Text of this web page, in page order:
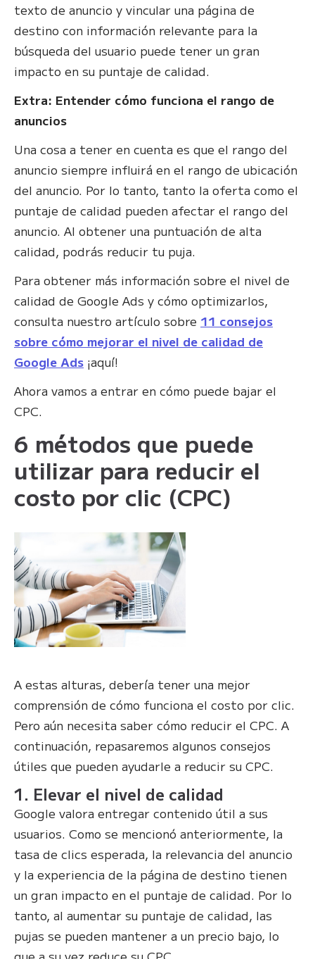
texto de anuncio y vincular una página de
destino con información relevante para la
búsqueda del usuario puede tener un gran
impacto en su puntaje de calidad.
Extra: Entender cómo funciona el rango de
anuncios
Una cosa a tener en cuenta es que el rango del
anuncio siempre influirá en el rango de ubicación
del anuncio. Por lo tanto, tanto la oferta como el
puntaje de calidad pueden afectar el rango del
anuncio. Al obtener una puntuación de alta
calidad, podrás reducir tu puja.
Para obtener más información sobre el nivel de
calidad de Google Ads y cómo optimizarlos,
consulta nuestro artículo sobre 11 consejos
sobre cómo mejorar el nivel de calidad de
Google Ads ¡aquí!
Ahora vamos a entrar en cómo puede bajar el
CPC.
6 métodos que puede
utilizar para reducir el
costo por clic (CPC)
A estas alturas, debería tener una mejor
comprensión de cómo funciona el costo por clic.
Pero aún necesita saber cómo reducir el CPC. A
continuación, repasaremos algunos consejos
útiles que pueden ayudarle a reducir su CPC.
1. Elevar el nivel de calidad
Google valora entregar contenido útil a sus
usuarios. Como se mencionó anteriormente, la
tasa de clics esperada, la relevancia del anuncio
y la experiencia de la página de destino tienen
un gran impacto en el puntaje de calidad. Por lo
tanto, al aumentar su puntaje de calidad, las
pujas se pueden mantener a un precio bajo, lo